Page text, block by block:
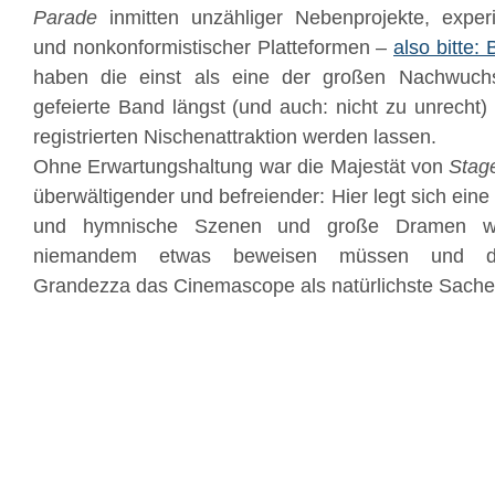
Parade inmitten unzähliger Nebenprojekte,
und nonkonformistischer Platteformen – also bitte:
haben die einst als eine der großen
gefeierte Band längst (und auch: nicht zu
registrierten Nischenattraktion werden lassen.
Ohne Erwartungshaltung war die Majestät von
überwältigender und befreiender: Hier legt sich
und hymnische Szenen und große Dramen
niemandem etwas beweisen müssen und
Grandezza das Cinemascope als natürlichste